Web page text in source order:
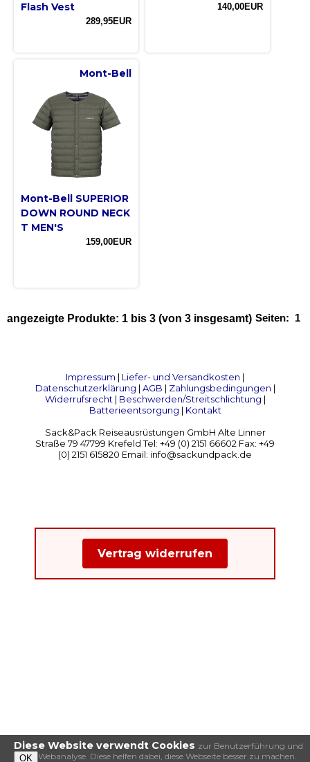
Flash Vest
289,95EUR
140,00EUR
Mont-Bell
Mont-Bell SUPERIOR
DOWN ROUND NECK
T MEN'S
159,00EUR
Seiten: 1
angezeigte Produkte: 1 bis 3 (von 3 insgesamt)
Impressum | Liefer- und Versandkosten |
Datenschutzerklärung | AGB | Zahlungsbedingungen |
Widerrufsrecht| Beschwerden/Streitschlichtung |
Batterieentsorgung | Kontakt
Sack&Pack Reiseausrüstungen GmbH Alte Linner
Straße 79 47799 Krefeld Tel: +49 (0) 2151 66602 Fax: +49
(0) 2151 615820 Email: info@sackundpack.de
Vertrag widerrufen
Diese Website verwendt Cookies zur Benutzerführung und
Webanalyse. Diese helfen dabei, diese Webseite besser zu machen.
OK